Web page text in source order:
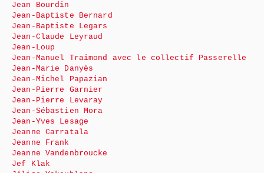
Jean Bourdin
Jean-Baptiste Bernard
Jean-Baptiste Legars
Jean-Claude Leyraud
Jean-Loup
Jean-Manuel Traimond avec le collectif Passerelle
Jean-Marie Danyès
Jean-Michel Papazian
Jean-Pierre Garnier
Jean-Pierre Levaray
Jean-Sébastien Mora
Jean-Yves Lesage
Jeanne Carratala
Jeanne Frank
Jeanne Vandenbroucke
Jef Klak